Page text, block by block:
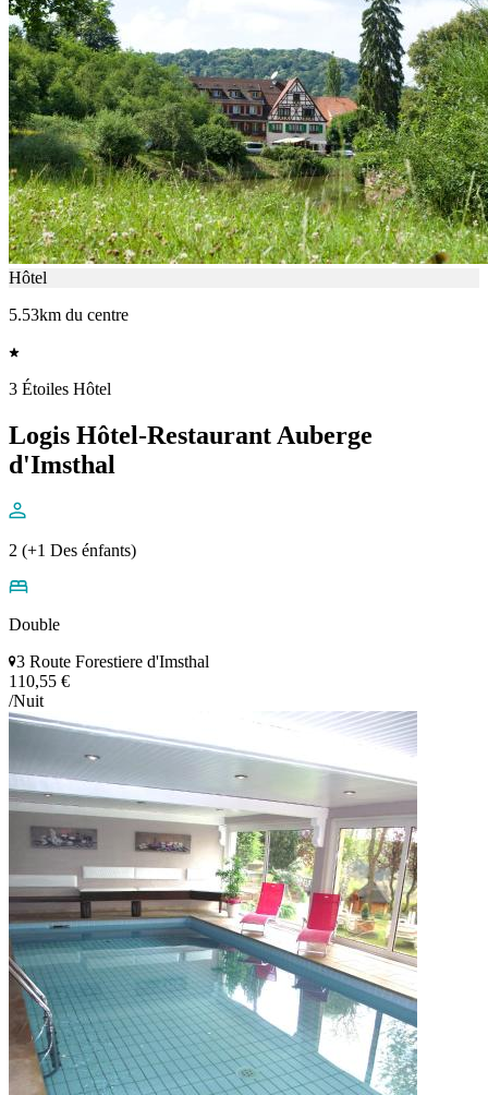
Hôtel
5.53km du centre
3 Étoiles Hôtel
Logis Hôtel-Restaurant Auberge
d'Imsthal
2 (+1 Des énfants)
Double
3 Route Forestiere d'Imsthal
110,55 €
/Nuit